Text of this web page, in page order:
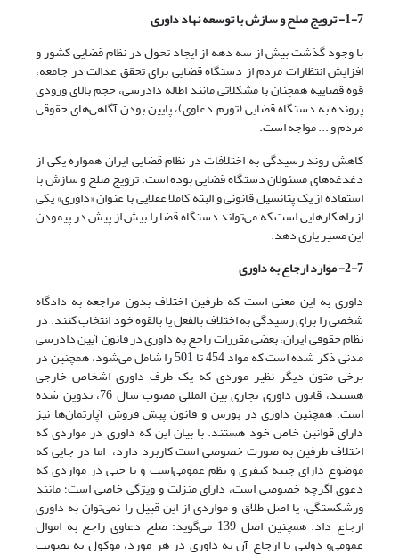
1-7- ترویج صلح
و سازش با توسعه نهاد داوری
با وجود گذشت بیش از سه دهه از ایجاد تحول در نظام قضایی کشور و
افزایش انتظارات مردم از دستگاه قضایی برای تحقق عدالت در جامعه،
قوه قضاییه همچنان با مشکلاتی مانند اطاله دادرسی، حجم بالای ورودی
پرونده به دستگاه قضایی (تورم دعاوی)، پایین بودن آگاهی‌های حقوقی
مردم و ... مواجه است.
کاهش روند رسیدگی به اختلافات در نظام قضایی ایران همواره یکی از
دغدغه‌های مسئولان دستگاه قضایی بوده است. ترویج صلح و سازش با
استفاده از یک پتانسیل قانونی و البته کاملا عقلایی با عنوان «داوری» یکی
از راهکارهایی است که می‌‌‌تواند دستگاه قضا را بیش از پیش در پیمودن
این مسیر یاری دهد.
2-7- موارد ارجاع به داوری
داوری به این معنی است که طرفین اختلاف بدون مراجعه به دادگاه
شخصی را برای رسیدگی به اختلاف بالفعل یا بالقوه خود انتخاب کنند. در
نظام حقوقی ایران، بعضی مقررات راجع به داوری در قانون آیین دادرسی
مدنی ذکر شده است که مواد 454 تا 501 را شامل می‌‌‌شود، همچنین در
برخی متون دیگر نظیر موردی که یک طرف داوری اشخاص خارجی
هستند، قانون داوری تجاری بین المللی مصوب سال 76، تدوین شده
است. همچنین داوری در بورس و قانون پیش فروش آپارتمان‌ها نیز
دارای قوانین خاص خود هستند. با بیان این که داوری در مواردی که
اختلاف طرفین به صورت خصوصی است کاربرد دارد، اما در جایی که
موضوع دارای جنبه کیفری و نظم عمومی‌‌‌است و یا حتی در مواردی که
دعوی اگرچه خصوصی است، دارای منزلت و ویژگی خاصی است؛ مانند
ورشکستگی، یا اصل طلاق و مواردی از این قبیل را نمی‌‌‌توان به داوری
ارجاع داد. همچنین اصل 139 می‌گوید: صلح دعاوی راجع به اموال
عمومی‌‌‌و دولتی یا ارجاع آن به داوری در هر مورد، موکول به تصویب